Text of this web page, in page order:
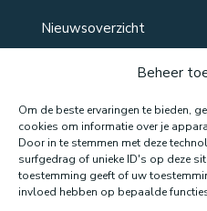
Beheer
Om de beste ervaringen te bieden,
cookies om informatie over je
Door in te stemmen met deze
surfgedrag of unieke ID's op deze
toestemming geeft of uw
invloed hebben op bepaalde
Nieuwsoverzicht
Contact
Website gemaakt door: